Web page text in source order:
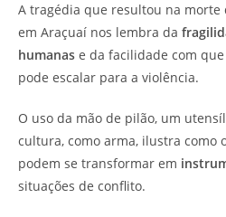
A tragédia que resultou na morte
em Araçuaí nos lembra da
humanas e da facilidade com
pode escalar para a violência.
O uso da mão de pilão, um
cultura, como arma, ilustra como
podem se transformar em
situações de conflito.